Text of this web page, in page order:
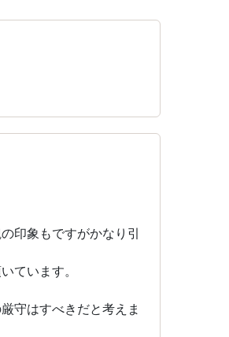
印象もですがかなり引
ています。
守はすべきだと考えま